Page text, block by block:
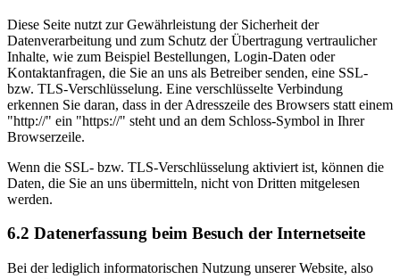
Diese Seite nutzt zur Gewährleistung der Sicherheit der
Datenverarbeitung und zum Schutz der Übertragung vertraulicher
Inhalte, wie zum Beispiel Bestellungen, Login-Daten oder
Kontaktanfragen, die Sie an uns als Betreiber senden, eine SSL-
bzw. TLS-Verschlüsselung. Eine verschlüsselte Verbindung
erkennen Sie daran, dass in der Adresszeile des Browsers statt einem
"http://" ein "https://" steht und an dem Schloss-Symbol in Ihrer
Browserzeile.
Wenn die SSL- bzw. TLS-Verschlüsselung aktiviert ist, können die
Daten, die Sie an uns übermitteln, nicht von Dritten mitgelesen
werden.
6.2 Datenerfassung beim Besuch der Internetseite
Bei der lediglich informatorischen Nutzung unserer Website, also